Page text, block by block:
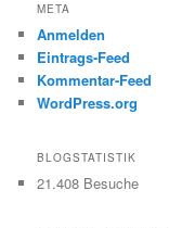
META
Anmelden
Eintrags-Feed
Kommentar-Feed
WordPress.org
BLOGSTATISTIK
21.408 Besuche